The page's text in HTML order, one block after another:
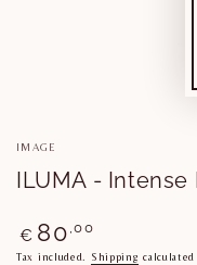
IMAGE
ILUMA -
Regular
price
€ 80 ,00
Tax included. Shipping